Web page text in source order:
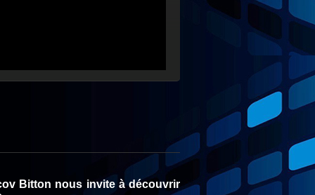
Bitton nous invite à découvrir